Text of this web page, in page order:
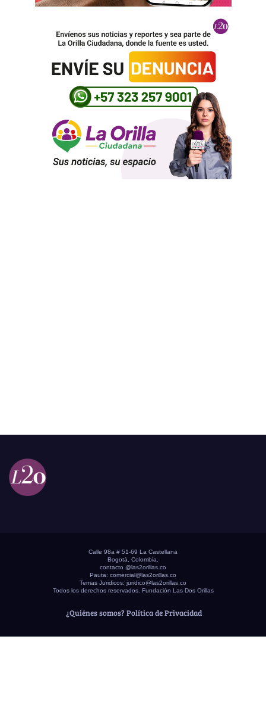
Calle 98a # 51-69 La Castellana
Bogotá, Colombia.
contacto @las2orillas.co
Pauta: comercial@las2orillas.co
Temas Juridicos: juridico@las2orillas.co
Todos los derechos reservados. Fundación Las Dos Orillas
¿Quiénes somos? Política de Privacidad